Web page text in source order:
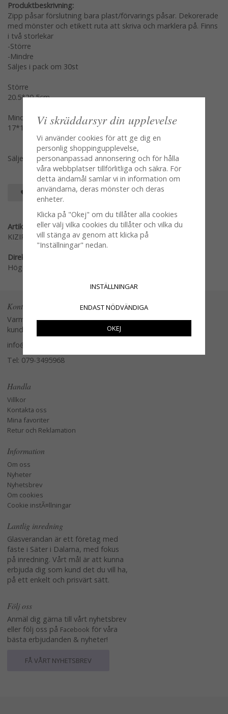
Produktbeskrivning:
Zipp påsar förslutning bara plast/förvarings påsar. Dekorerade
med mönster och etikett ruta att skriva och marklera på. Finns
i två storlekar
-Större
-Mindre
Säljes i pack om 30st
Större
20.5*20,5cm
Mindre
17*15cm
Säljes var storlek för sig om 30pack
SPARA SOM FAVORIT
Artikelnummer:
KIZIP-30LDOT
Direktlänk:
Högerklicka och kopiera adressen
Kontakta oss
Varmt välkommen att kontakta vår
kundtjänst.
info@glasverandan.se
Tel: 079-3495968
Handla
Villkor
Kontakta oss
Mina favoriter
Retur och Reklamation
Information
Om oss
Nyheter
Nyhetsbrev
Om cookies
Cookie instÃ¤llningar
Lantlig inredning
Glasverandan är ett företag med
fäste i Säter i Dalarna, med fokus
på inredning. Vårt mål är att kunna
erbjuda dig som kund det du vill ha,
på ett enkelt och prisvärt sätt.
Följ oss
Anmäl dig gärna till vårt nyhetsbrev
eller följ oss på Facebook för våra
bästa erbjudanden & nyheter!
FÅ VÅRT NYHETSBREV
Vi skräddarsyr din upplevelse
Vi använder cookies för att ge dig en
personlig shoppingupplevelse,
personanpassad annonsering och för hålla
våra webbplatser tillförlitliga och säkra. För
detta ändamål samlar vi in information om
användarna, deras mönster och deras
enheter.
Klicka på "Okej" om du tillåter alla cookies
eller välj vilka cookies du tillåter och vilka du
vill stänga av genom att klicka på
"Inställningar" nedan.
INSTÄLLNINGAR
ENDAST NÖDVÄNDIGA
OKEJ